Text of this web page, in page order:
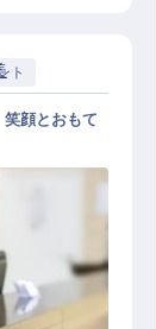
ト
顔とおもて